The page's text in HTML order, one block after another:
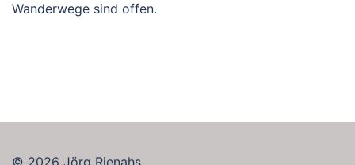
Wanderwege sind offen.
© 2026 Jörg Rienahs